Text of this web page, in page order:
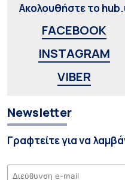
Ακολουθήστε το
FACEBOOK
INSTAGRAM
VIBER
Newsletter
Γραφτείτε για να